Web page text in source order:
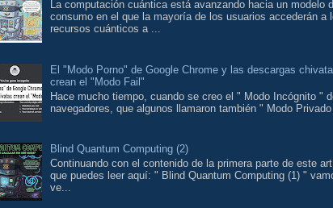
La computación cuántica está avanzando hacia un modelo
consumo en el que la mayoría de los usuarios accederán a
recursos cuánticos a ...
El "Modo Porno" de Google Chrome y las descargas
crean el "Modo Fail"
Hace mucho tiempo, cuando se creo el " Modo Incógnito "
navegadores, que algunos llamaron también " Modo Privado
Blind Quantum Computing (2)
Continuando con el contenido de la primera parte de este
que puedes leer aquí: " Blind Quantum Computing (1) "
ve...